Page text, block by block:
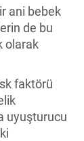
ani bebek
de bu
olarak
faktörü
uyuşturucu